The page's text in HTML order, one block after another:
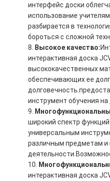
интерфейс доски
использование
разбирается в
бороться с сложной
Высокое качество:
интерактивная доска
высококачественных
обеспечивающих ее
инструмент обучения на
широкий спектр
универсальным
различным предметам и
интерактивная доска